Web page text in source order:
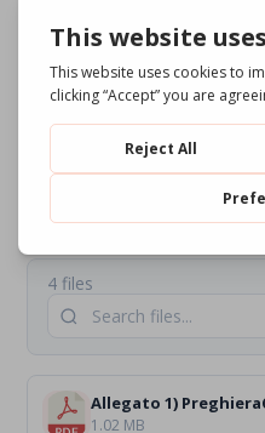
(vedi allegato 4). In
ogni domenica fanno anche
piccola rappresentazione
condividono sui social.
4 files
1.02 MB